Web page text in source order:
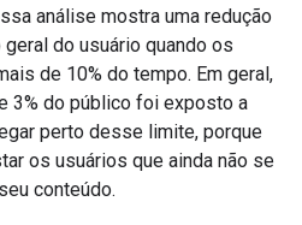
análise mostra uma redução
do usuário quando os
de 10% do tempo. Em geral,
3% do público foi exposto a
perto desse limite, porque
os usuários que ainda não se
conteúdo.